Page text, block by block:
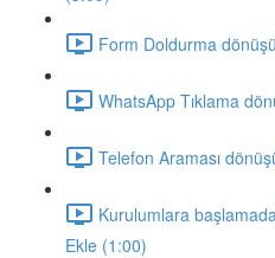
Form Doldurma
WhatsApp Tıklama
Telefon Araması
Kurulumlara
Ekle (1:00)